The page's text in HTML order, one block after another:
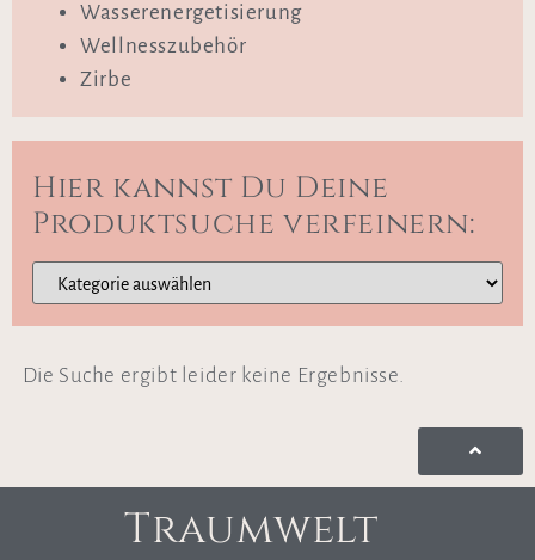
Wasserenergetisierung
Wellnesszubehör
Zirbe
Hier kannst Du Deine
Produktsuche verfeinern:
Die Suche ergibt leider keine Ergebnisse.
Traumwelt